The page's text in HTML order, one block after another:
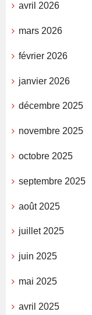
avril 2026
mars 2026
février 2026
janvier 2026
décembre 2025
novembre 2025
octobre 2025
septembre 2025
août 2025
juillet 2025
juin 2025
mai 2025
avril 2025